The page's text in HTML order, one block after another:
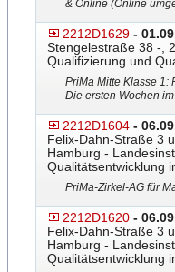
& Online (Online
2212D1629 -
Stengelestraße 38 -,
Qualifizierung und
PriMa Mitte Klasse 1:
Die ersten Wochen
2212D1604 -
Felix-Dahn-Straße 3
Hamburg -
Qualitätsentwicklung
PriMa-Zirkel-AG für
2212D1620 -
Felix-Dahn-Straße 3
Hamburg -
Qualitätsentwicklung